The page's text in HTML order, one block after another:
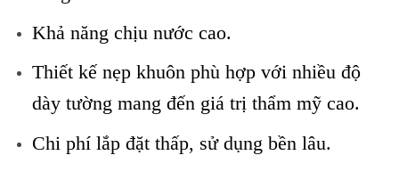
Khả năng chịu nước cao.
Thiết kế nẹp khuôn phù hợp với nhiều độ
dày tường mang đến giá trị thẩm mỹ cao.
Chi phí lắp đặt thấp, sử dụng bền lâu.